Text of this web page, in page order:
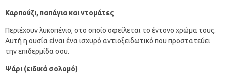
Καρπούζι, παπάγια και ντομάτες
Περιέχουν λυκοπένιο, στο οποίο οφείλεται το έντονο χρώμα τους.
Αυτή η ουσία είναι ένα ισχυρό αντιοξειδωτικό που προστατεύει
την επιδερμίδα σου.
Ψάρι (ειδικά σολομό)